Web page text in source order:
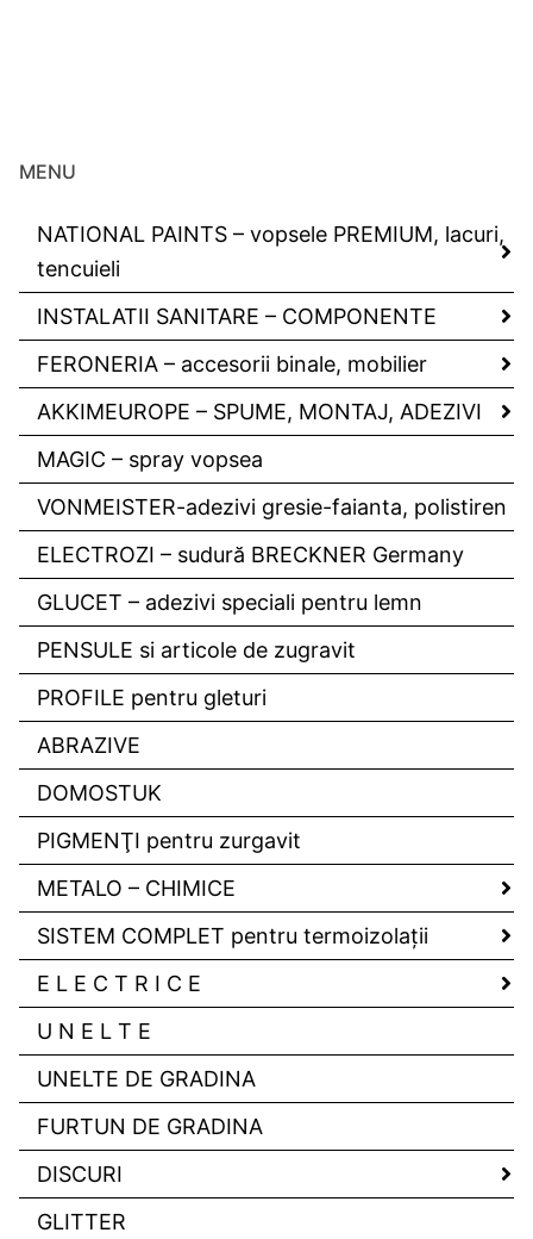
MENU
NATIONAL PAINTS – vopsele PREMIUM, lacuri,
tencuieli
INSTALATII SANITARE – COMPONENTE
FERONERIA – accesorii binale, mobilier
AKKIMEUROPE – SPUME, MONTAJ, ADEZIVI
MAGIC – spray vopsea
VONMEISTER-adezivi gresie-faianta, polistiren
ELECTROZI – sudură BRECKNER Germany
GLUCET – adezivi speciali pentru lemn
PENSULE si articole de zugravit
PROFILE pentru gleturi
ABRAZIVE
DOMOSTUK
PIGMENŢI pentru zurgavit
METALO – CHIMICE
SISTEM COMPLET pentru termoizolaţii
E L E C T R I C E
U N E L T E
UNELTE DE GRADINA
FURTUN DE GRADINA
DISCURI
GLITTER